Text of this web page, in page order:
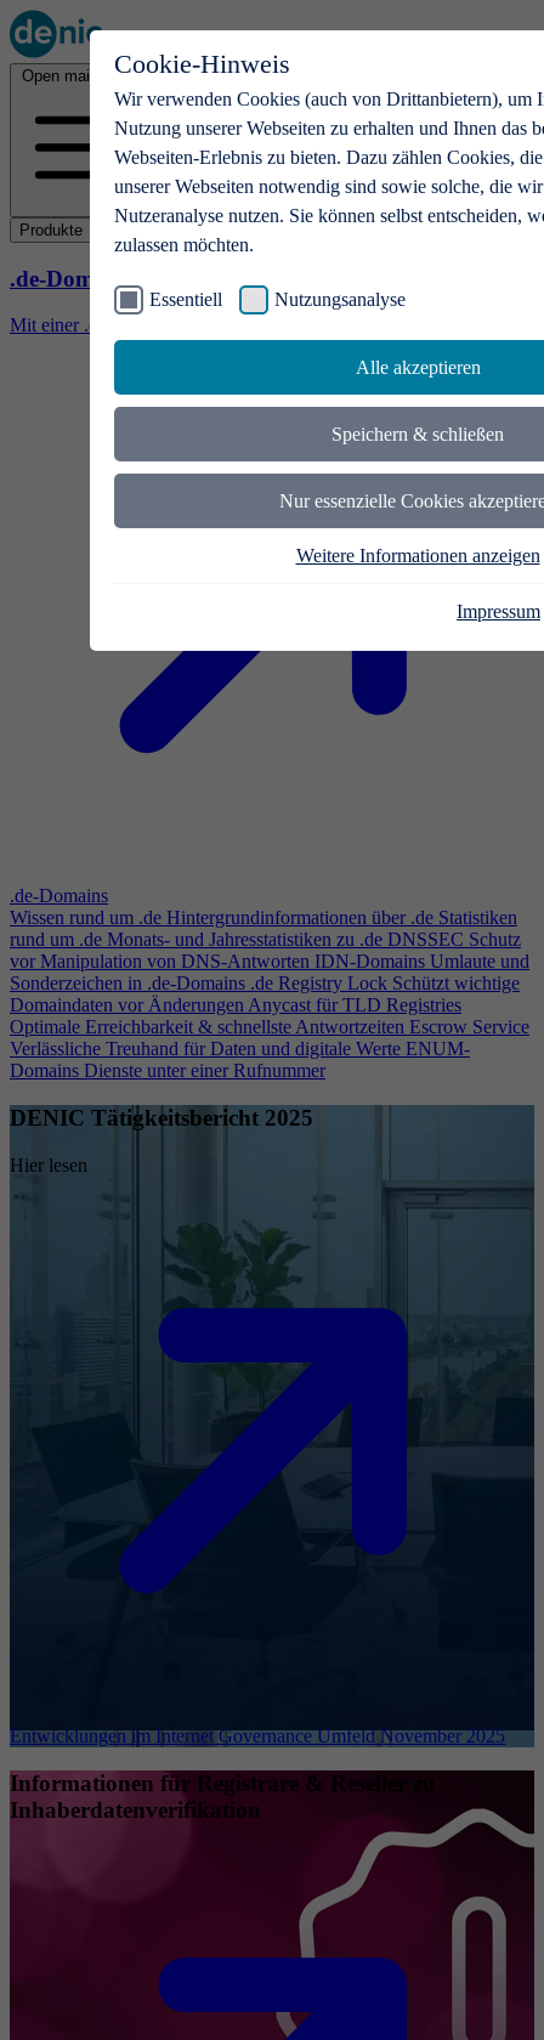
Cookie-Hinweis
Wir verwenden Cookies (auch von Drittanbietern), um
Nutzung unserer Webseiten zu erhalten und Ihnen das
Webseiten-Erlebnis zu bieten. Dazu zählen Cookies,
unserer Webseiten notwendig sind sowie solche, die
Nutzeranalyse nutzen. Sie können selbst entscheiden,
zulassen möchten.
Essentiell Nutzungsanalyse
Alle akzeptieren
Speichern & schließen
Nur essenzielle Cookies
Weitere Informationen anzeigen
Impressum
Open main menu
Produkte
.de-Domains
Mit einer .de-Domain erhalten Ideen eine Bühne
.de-Domains
Wissen rund um .de Hintergrundinformationen über .de Statistiken
rund um .de Monats- und Jahresstatistiken zu .de DNSSEC Schutz
vor Manipulation von DNS-Antworten IDN-Domains Umlaute und
Sonderzeichen in .de-Domains .de Registry Lock Schützt wichtige
Domaindaten vor ÄnderungenAnycast für TLD Registries
Optimale Erreichbarkeit & schnellste Antwortzeiten Escrow Service
Verlässliche Treuhand für Daten und digitale Werte ENUM-
Domains Dienste unter einer Rufnummer
DENIC Tätigkeitsbericht 2025
Hier lesen
Entwicklungen im Internet Governance Umfeld November 2025
Informationen für Registrare & Reseller zu
Inhaberdatenverifikation